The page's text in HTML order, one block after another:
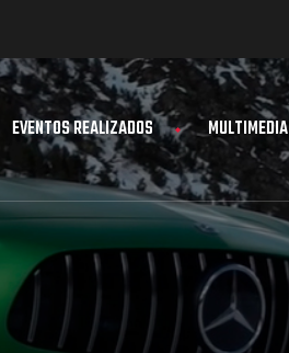
EVENTOS REALIZADOS MULTIMEDIA